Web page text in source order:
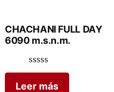
CHACHANI FULL DAY
6090 m.s.n.m.
Valorado
en
Leer más